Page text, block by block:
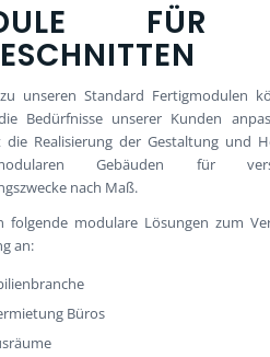
FÜR
unseren Standard Fertigmodulen
Bedürfnisse unserer Kunden
die Realisierung der Gestaltung und
Gebäuden für
nach Maß.
folgende modulare Lösungen zum
an:
Büros